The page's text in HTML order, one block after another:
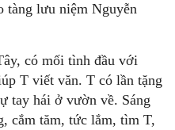
tàng lưu niệm Nguyễn
có mối tình đầu với
T viết văn. T có lần tặng
tay hái ở vườn về. Sáng
cắm tăm, tức lắm, tìm T,